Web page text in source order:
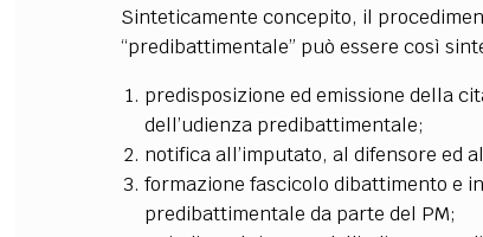
Sinteticamente concepito, il
“predibattimentale” può essere così
predisposizione ed emissione della
dell’udienza predibattimentale;
notifica all’imputato, al difensore ed
formazione fascicolo dibattimento e
predibattimentale da parte del PM;